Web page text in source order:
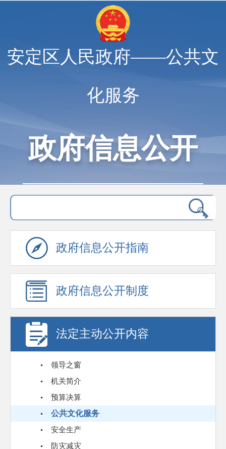
安定区人民政府——公共文
化服务
政府信息公开
政府信息公开指南
政府信息公开制度
法定主动公开内容
领导之窗
机关简介
预算决算
公共文化服务
安全生产
防灾减灾